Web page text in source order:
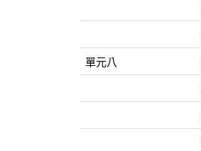
單元八